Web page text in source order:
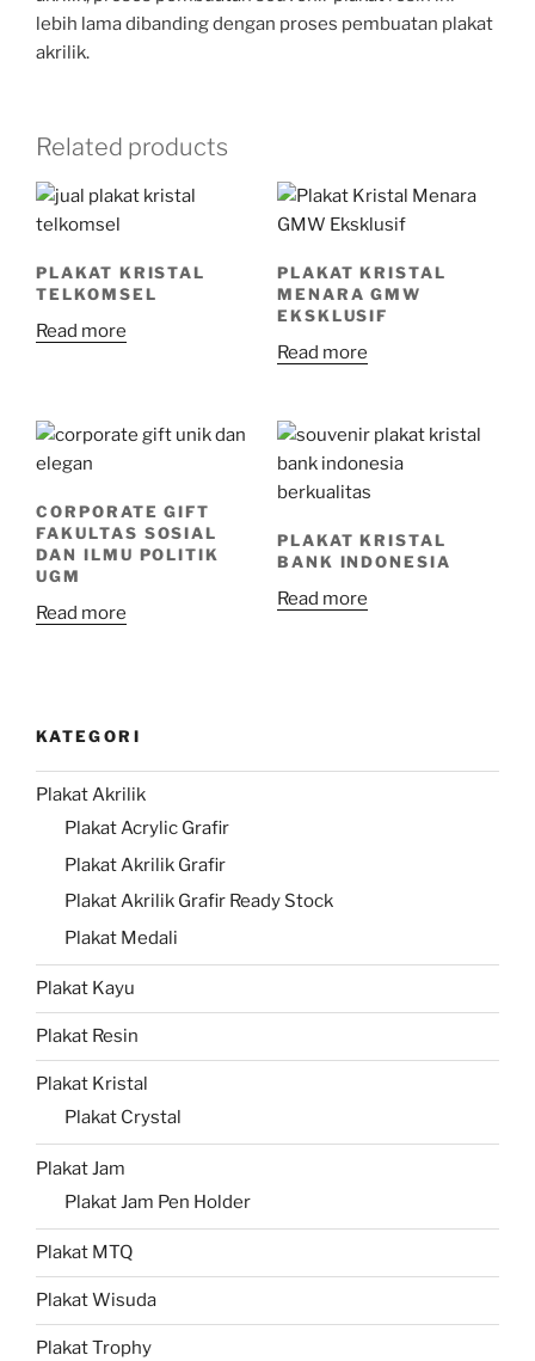
lebih lama dibanding dengan proses pembuatan plakat
akrilik.
Related products
PLAKAT KRISTAL
TELKOMSEL
Read more
PLAKAT KRISTAL
MENARA GMW
EKSKLUSIF
Read more
CORPORATE GIFT
FAKULTAS SOSIAL
DAN ILMU POLITIK
UGM
Read more
PLAKAT KRISTAL
BANK INDONESIA
Read more
KATEGORI
Plakat Akrilik
Plakat Acrylic Grafir
Plakat Akrilik Grafir
Plakat Akrilik Grafir Ready Stock
Plakat Medali
Plakat Kayu
Plakat Resin
Plakat Kristal
Plakat Crystal
Plakat Jam
Plakat Jam Pen Holder
Plakat MTQ
Plakat Wisuda
Plakat Trophy